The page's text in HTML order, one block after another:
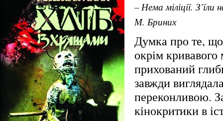
– Нема міліції. З’їли
М. Бриних
Думка про те,
окрім кривавого
прихований
завжди
переконливою.
кінокритики в